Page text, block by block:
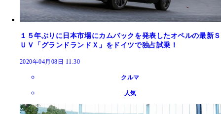
１５年ぶりに日本市場にカムバックを発表したオペルの最新Ｓ
ＵＶ「グランドランドＸ」をドイツで独占試乗！
2020年04月08日 11:30
クルマ
人気